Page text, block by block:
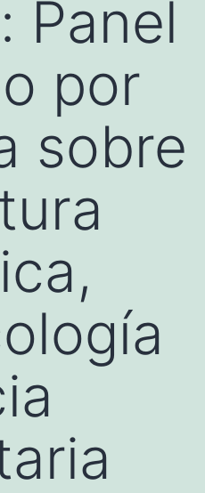
Panel
por
sobre